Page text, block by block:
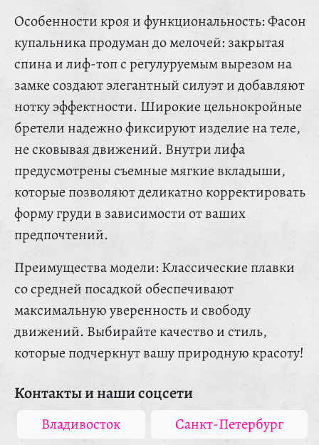
Особенности кроя и функциональность: Фасон
купальника продуман до мелочей: закрытая
спина и лиф-топ с регулуруемым вырезом на
замке создают элегантный силуэт и добавляют
нотку эффектности. Широкие цельнокройные
бретели надежно фиксируют изделие на теле,
не сковывая движений. Внутри лифа
предусмотрены съемные мягкие вкладыши,
которые позволяют деликатно корректировать
форму груди в зависимости от ваших
предпочтений.
Преимущества модели: Классические плавки
со средней посадкой обеспечивают
максимальную уверенность и свободу
движений. Выбирайте качество и стиль,
которые подчеркнут вашу природную красоту!
Контакты и наши соцсети
Владивосток Санкт-Петербург